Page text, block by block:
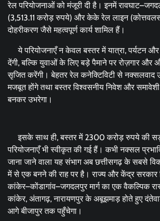
रेल परियोजनाओं को मंजूरी दी है। इनमें
(3,513.11 करोड़ रुपये) और केके रेल लाइन
दोहरीकरण जैसे महत्वपूर्ण कार्य शामिल हैं।
ये परियोजनाएँ न केवल बस्तर में यात्रा, पर्यटन और
देंगी, बल्कि युवाओं के लिए बड़े पैमाने पर रोज़गार और
सृजित करेंगी। बेहतर रेल कनेक्टिविटी से
मजबूत होंगे तथा बस्तर विश्वसनीय निवेश और
बनकर उभरेगा।
इसके साथ ही, बस्तर में 2300 करोड़ रुपये की
परियोजनाएँ भी स्वीकृत की गई हैं। कभी नक्सल
जाना जाने वाला यह संभाग अब छत्तीसगढ़ के सबसे
में से एक बनने की राह पर है। राज्य और केंद्र सरकार
कांकेर–कोंडागांव–जगदलपुर मार्ग का एक वैकल्पिक
कांकेर, अंतागढ़, नारायणपुर के अबूझमाड़ होते हुए
आगे बीजापुर तक पहुँचेगा।